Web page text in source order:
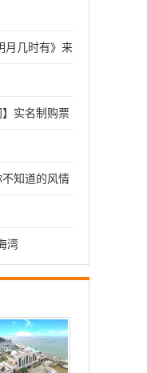
月几时有》来
实名制购票
知道的风情
湾